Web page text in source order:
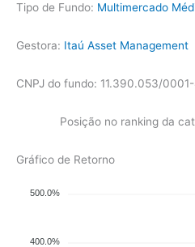
Tipo de Fundo: Multimercado
Gestora: Itaú Asset Management
CNPJ do fundo: 11.390.053/
Posição no ranking da
Gráfico de Retorno
500.0%
400.0%